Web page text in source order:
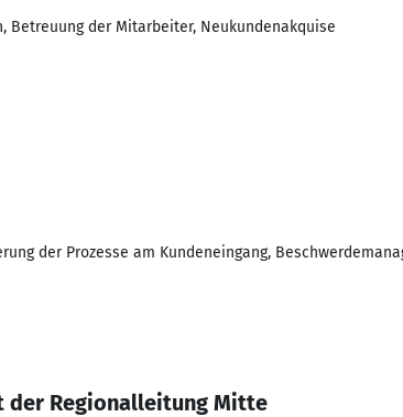
Betreuung der Mitarbeiter, Neukundenakquise
der Prozesse am Kundeneingang,
Regionalleitung Mitte